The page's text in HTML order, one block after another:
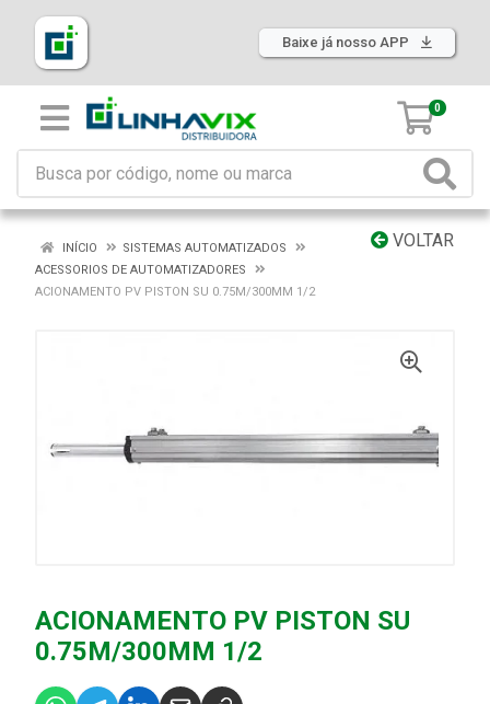
Baixe já nosso APP
0
VOLTAR
INÍCIO
SISTEMAS AUTOMATIZADOS
ACESSORIOS DE AUTOMATIZADORES
ACIONAMENTO PV PISTON SU 0.75M/300MM 1/2
ACIONAMENTO PV PISTON SU
0.75M/300MM 1/2